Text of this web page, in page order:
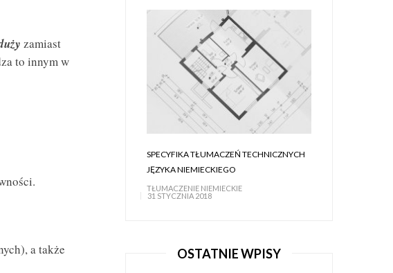
zamiast
to innym w
a także
SPECYFIKA TŁUMACZEŃ TECHNICZNYCH
JĘZYKA NIEMIECKIEGO
TŁUMACZENIE NIEMIECKIE
31 STYCZNIA 2018
OSTATNIE WPISY